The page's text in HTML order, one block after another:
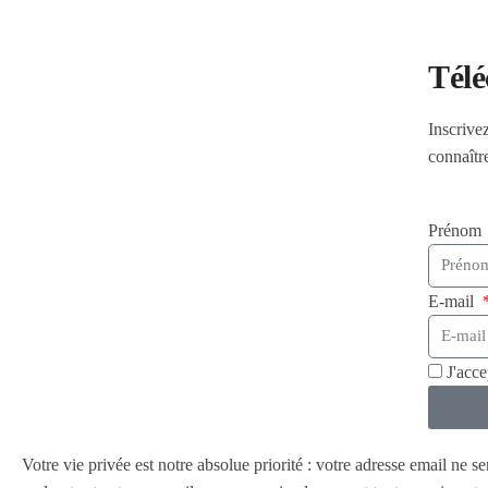
Prénom
E-mail
Votre vie privée est notre absolue priorité : votre adresse email ne